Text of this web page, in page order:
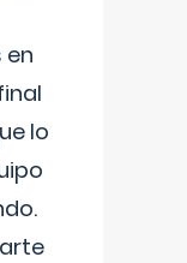
en
lo